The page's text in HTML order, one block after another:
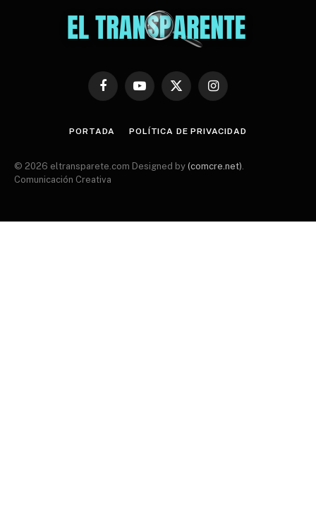
FacebookYouTubeX
Instagram
PORTADA POLÍTICA DE PRIVACIDAD
© 2026 eltransparete.com Designed by (comcre.net).
Comunicación Creativa